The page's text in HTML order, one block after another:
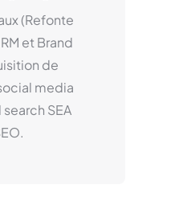
(Refonte
et Brand
de
media
SEA